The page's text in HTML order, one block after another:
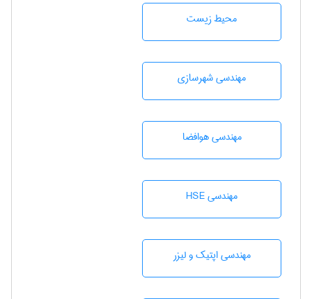
محيط زيست
مهندسی شهرسازی
مهندسی هوافضا
مهندسی HSE
مهندسی اپتیک و لیزر